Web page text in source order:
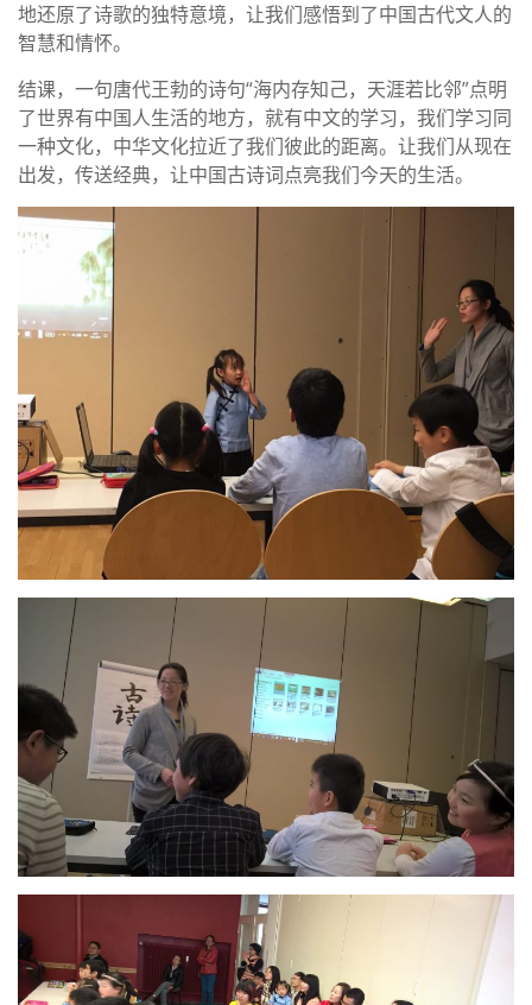
地还原了诗歌的独特意境，让我们感悟到了中国古代文人的
智慧和情怀。
结课，一句唐代王勃的诗句“海内存知己，天涯若比邻”点明
了世界有中国人生活的地方，就有中文的学习，我们学习同
一种文化，中华文化拉近了我们彼此的距离。让我们从现在
出发，传送经典，让中国古诗词点亮我们今天的生活。